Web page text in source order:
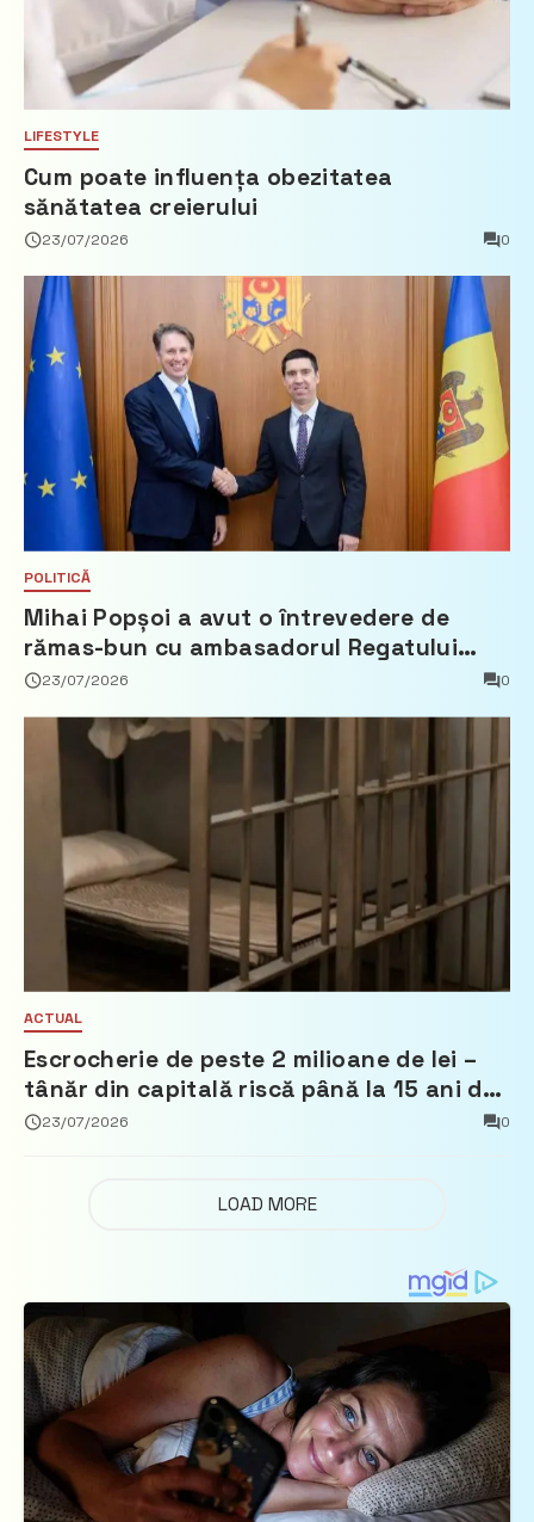
LIFESTYLE
Cum poate influența obezitatea
sănătatea creierului
23/07/2026 0
POLITICĂ
Mihai Popșoi a avut o întrevedere de
rămas-bun cu ambasadorul Regatului
Țărilor de Jos, Fred Duijn
23/07/2026 0
ACTUAL
Escrocherie de peste 2 milioane de lei –
tânăr din capitală riscă până la 15 ani de
închisoare
23/07/2026 0
LOAD MORE